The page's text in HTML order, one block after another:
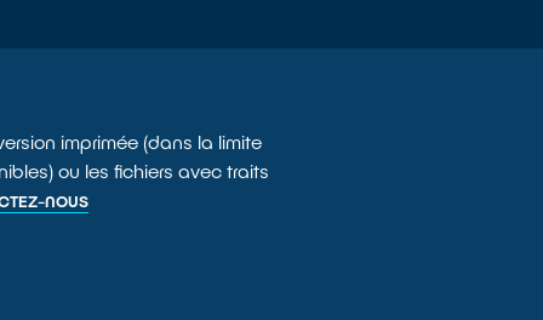
imprimée (dans la limite
ou les fichiers avec traits
NOUS